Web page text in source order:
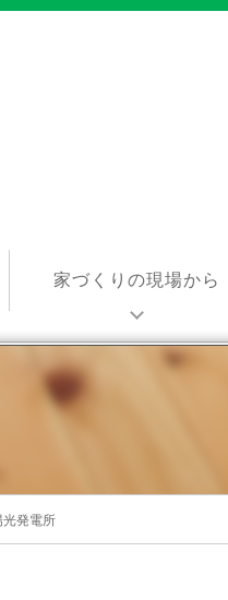
家づくりの現場から
光発電所